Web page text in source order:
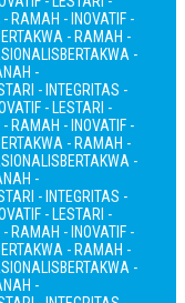
- RAMAH - INOVATIF -
- RAMAH -
BERTAKWA -
-
- INTEGRITAS -
- LESTARI -
- RAMAH - INOVATIF -
- RAMAH -
BERTAKWA -
-
- INTEGRITAS -
- LESTARI -
- RAMAH - INOVATIF -
- RAMAH -
BERTAKWA -
-